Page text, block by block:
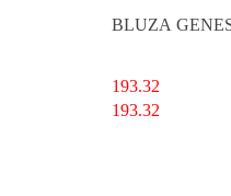
BLUZA
193.32
193.32